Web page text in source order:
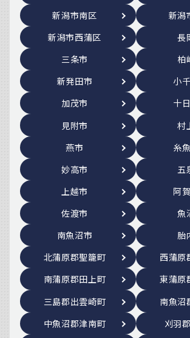
新潟市南区
新潟
新潟市西蒲区
長
三条市
柏
新発田市
小
加茂市
十
見附市
村
燕市
糸
妙高市
五
上越市
阿
佐渡市
魚
南魚沼市
胎
北蒲原郡聖籠町
西蒲原
南蒲原郡田上町
東蒲原
三島郡出雲崎町
南魚沼
中魚沼郡津南町
刈羽